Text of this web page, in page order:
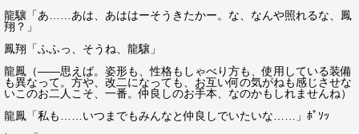
龍驤「あ……あは、あははーそうきたかー。な、なんや照れるな、鳳
翔？」
鳳翔「ふふっ、そうね、龍驤」
龍鳳（――思えば。姿形も、性格もしゃべり方も、使用している装備
も異なって。方や、改二になっても、お互い何の気がねも感じさせな
いこのお二人こそ、一番。仲良しのお手本、なのかもしれませんね）
龍鳳「私も……いつまでもみんなと仲良しでいたいな……」ﾎﾟｿｯ